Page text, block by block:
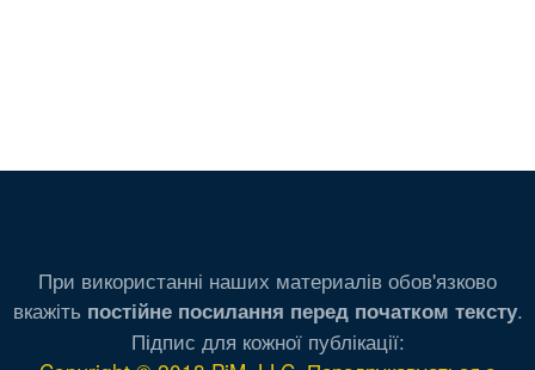
При використанні наших материалів обов'язково
вкажіть постійне посилання перед початком тексту.
Підпис для кожної публікації: